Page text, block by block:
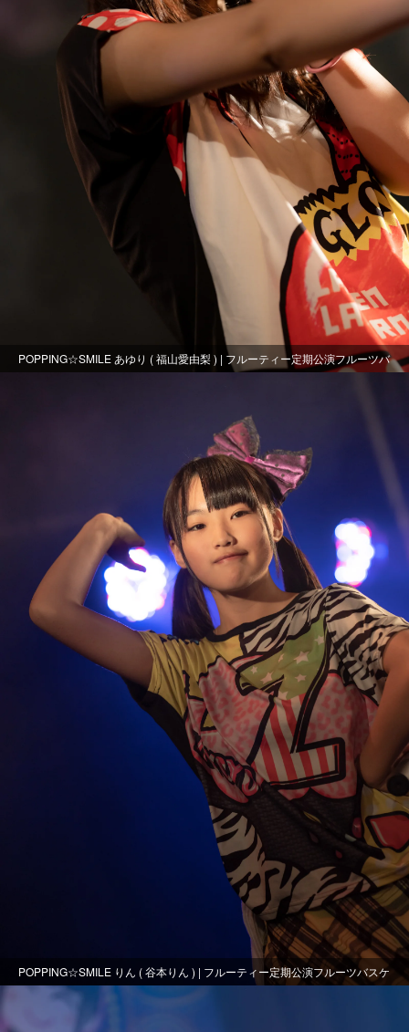
POPPING☆SMILE あゆり ( 福山愛由梨 ) | フルーティー定期公演フルーツバ
POPPING☆SMILE りん ( 谷本りん ) | フルーティー定期公演フルーツバスケ
ット～おまる生誕～